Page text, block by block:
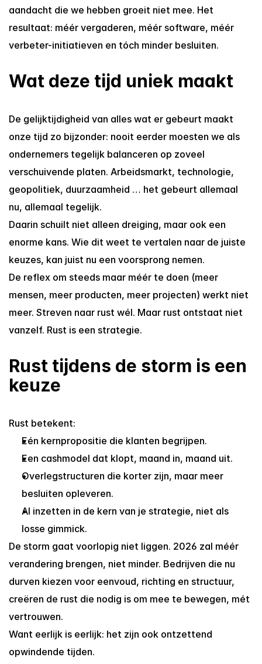
aandacht die we hebben groeit niet mee. Het
resultaat: méér vergaderen, méér software, méér
verbeter-initiatieven en tóch minder besluiten.
Wat deze tijd uniek maakt
De gelijktijdigheid van alles wat er gebeurt maakt
onze tijd zo bijzonder: nooit eerder moesten we als
ondernemers tegelijk balanceren op zoveel
verschuivende platen. Arbeidsmarkt, technologie,
geopolitiek, duurzaamheid … het gebeurt allemaal
nu, allemaal tegelijk.
Daarin schuilt niet alleen dreiging, maar ook een
enorme kans. Wie dit weet te vertalen naar de juiste
keuzes, kan juist nu een voorsprong nemen.
De reflex om steeds maar méér te doen (meer
mensen, meer producten, meer projecten) werkt niet
meer. Streven naar rust wél. Maar rust ontstaat niet
vanzelf. Rust is een strategie.
Rust tijdens de storm is een
keuze
Rust betekent:
Eén kernpropositie die klanten begrijpen.
Een cashmodel dat klopt, maand in, maand uit.
Overlegstructuren die korter zijn, maar meer
besluiten opleveren.
AI inzetten in de kern van je strategie, niet als
losse gimmick.
De storm gaat voorlopig niet liggen. 2026 zal méér
verandering brengen, niet minder. Bedrijven die nu
durven kiezen voor eenvoud, richting en structuur,
creëren de rust die nodig is om mee te bewegen, mét
vertrouwen.
Want eerlijk is eerlijk: het zijn ook ontzettend
opwindende tijden.